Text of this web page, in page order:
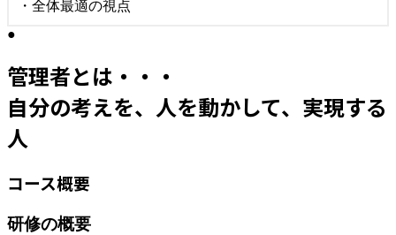
・全体最適の視点
●
管理者とは・・・
自分の考えを、人を動かして、実現する
人
コース概要
研修の概要